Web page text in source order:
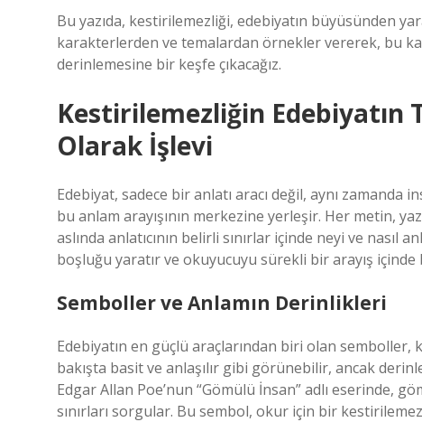
Bu yazıda, kestirilemezliği, edebiyatın büyüsünden
karakterlerden ve temalardan örnekler vererek, bu
derinlemesine bir keşfe çıkacağız.
Kestirilemezliğin
Olarak İşlevi
Edebiyat, sadece bir anlatı aracı değil, aynı zamanda
bu anlam arayışının merkezine yerleşir. Her metin,
aslında anlatıcının belirli sınırlar içinde neyi ve nasıl
boşluğu yaratır ve okuyucuyu sürekli bir arayış içinde
Semboller ve Anlamın Derinlikleri
Edebiyatın en güçlü araçlarından biri olan
bakışta basit ve anlaşılır gibi görünebilir, ancak
Edgar Allan Poe’nun “Gömülü İnsan” adlı eserinde,
sınırları sorgular. Bu sembol, okur için bir